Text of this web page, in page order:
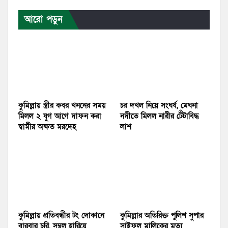
আরো পড়ুন
কুমিল্লায় স্ত্রীর কবর খননের সময়
মিলল ২ যুগ আগে দাফন করা
স্বামীর অক্ষত মরদেহ
চর দখল নিয়ে সংঘর্ষ, মেঘনা
নদীতে মিলল নারীর টেঁটাবিদ্ধ
লাশ
কুমিল্লায় প্রতিবন্ধীর টং দোকানে
বারবার চুরি, সম্বল হারিয়ে
কুমিল্লার অতিরিক্ত পুলিশ সুপার
সাইফুল মালিকের মৃত্যু